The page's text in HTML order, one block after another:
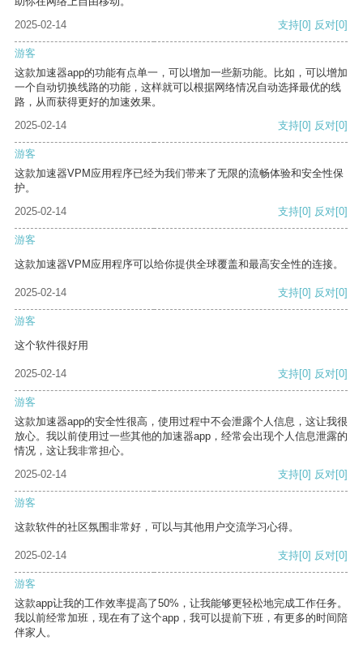
2025-02-14
支持[0] 反对[0]
游客
这款加速器app的功能有点单一，可以增加一些新功能。比如，可以增加
一个自动切换线路的功能，这样就可以根据网络情况自动选择最优的线
路，从而获得更好的加速效果。
2025-02-14
支持[0] 反对[0]
游客
这款加速器VPM应用程序已经为我们带来了无限的流畅体验和安全性保
护。
2025-02-14
支持[0] 反对[0]
游客
这款加速器VPM应用程序可以给你提供全球覆盖和最高安全性的连接。
2025-02-14 支持[0] 反对[0]
游客
这个软件很好用
2025-02-14 支持[0] 反对[0]
游客
这款加速器app的安全性很高，使用过程中不会泄露个人信息，这让我很
放心。我以前使用过一些其他的加速器app，经常会出现个人信息泄露的
情况，这让我非常担心。
2025-02-14
支持[0] 反对[0]
游客
这款软件的社区氛围非常好，可以与其他用户交流学习心得。
2025-02-14 支持[0] 反对[0]
游客
这款app让我的工作效率提高了50%，让我能够更轻松地完成工作任务。
我以前经常加班，现在有了这个app，我可以提前下班，有更多的时间陪
伴家人。